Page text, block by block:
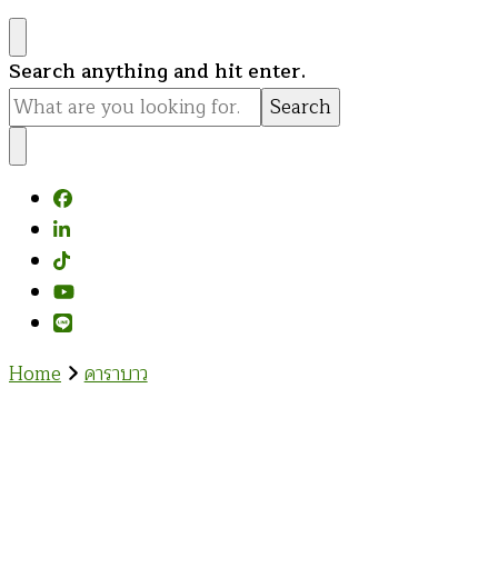
Looking
for
Something?
Search anything and hit enter.
Home คาราบาว